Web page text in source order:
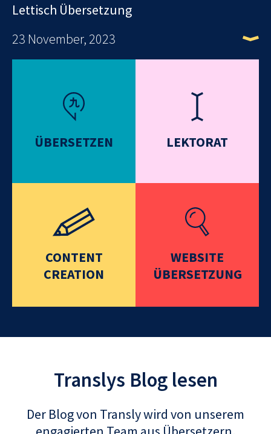
Lettisch Übersetzung
23 November, 2023
ÜBERSETZEN LEKTORAT
CONTENT
CREATION
WEBSITE
ÜBERSETZUNG
Translys Blog lesen
Der Blog von Transly wird von unserem